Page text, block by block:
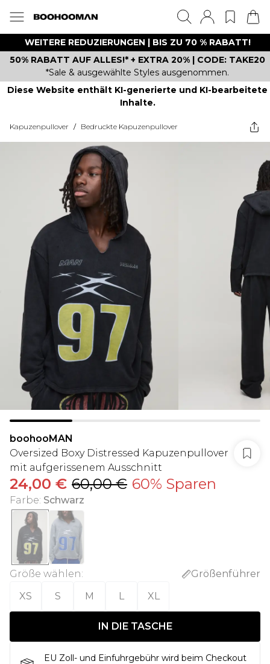
WEITERE REDUZIERUNGEN | BIS ZU 70 % RABATT!
50% RABATT AUF ALLES!* + EXTRA 20% | CODE: TAKE20
*Sale & ausgewählte Styles ausgenommen.
Diese Website enthält KI-generierte und KI-bearbeitete
Inhalte.
Kapuzenpullover / Bedruckte Kapuzenpullover
boohooMAN
Oversized Boxy Distressed Kapuzenpullover
mit aufgerissenem Ausschnitt
24,00 € 60,00 € 60% Sparen
Farbe: Schwarz
Größe wählen:
Größenführer
XS
S M L XL
IN DIE TASCHE
EU Zoll- und Einfuhrgebühr wird beim Checkout